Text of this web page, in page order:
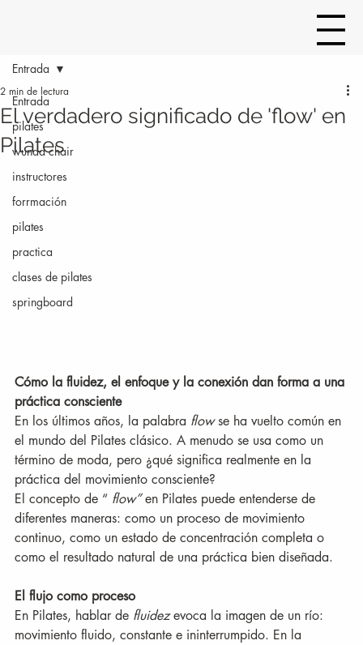
Entrada
pilates
wunda chair
instructores
forrmación
pilates
practica
clases de pilates
springboard
Entrada
El verdadero significado de 'flow' en
Pilates
2 min de lectura
Cómo la fluidez, el enfoque y la conexión dan forma a una
práctica consciente
En los últimos años, la palabra flow se ha vuelto común en
el mundo del Pilates clásico. A menudo se usa como un
término de moda, pero ¿qué significa realmente en la
práctica del movimiento consciente?
El concepto de “ flow” en Pilates puede entenderse de
diferentes maneras: como un proceso de movimiento
continuo, como un estado de concentración completa o
como el resultado natural de una práctica bien diseñada.
El flujo como proceso
En Pilates, hablar de fluidez evoca la imagen de un río:
movimiento fluido, constante e ininterrumpido. En la